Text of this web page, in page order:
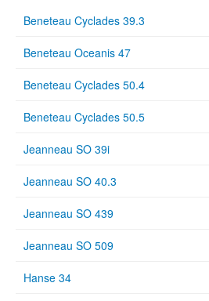
Beneteau Cyclades 39.3
Beneteau Oceanis 47
Beneteau Cyclades 50.4
Beneteau Cyclades 50.5
Jeanneau SO 39i
Jeanneau SO 40.3
Jeanneau SO 439
Jeanneau SO 509
Hanse 34